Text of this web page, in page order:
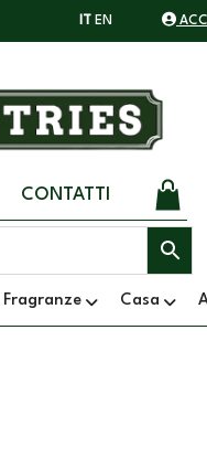
IT EN
CONTATTI
Fragranze Casa